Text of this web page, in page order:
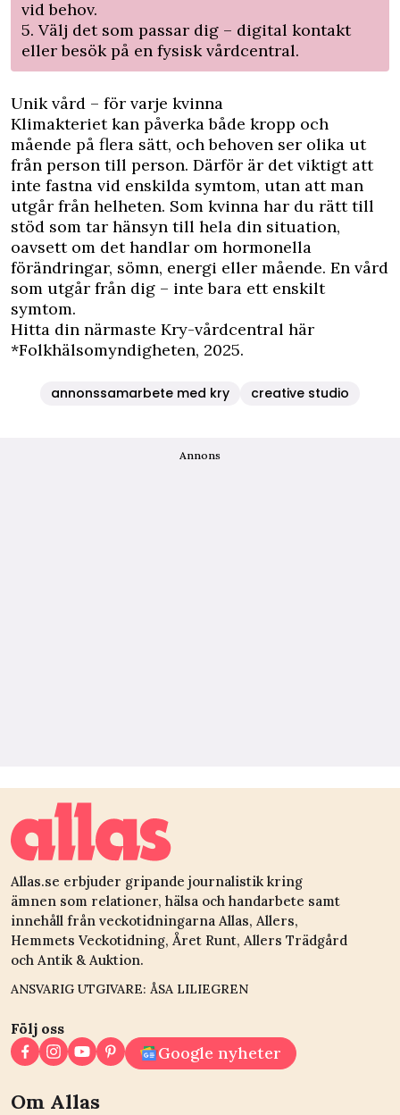
vid behov.
5. Välj det som passar dig – digital kontakt
eller besök på en fysisk vårdcentral.
Unik vård – för varje kvinna
Klimakteriet kan påverka både kropp och
mående på flera sätt, och behoven ser olika ut
från person till person. Därför är det viktigt att
inte fastna vid enskilda symtom, utan att man
utgår från helheten. Som kvinna har du rätt till
stöd som tar hänsyn till hela din situation,
oavsett om det handlar om hormonella
förändringar, sömn, energi eller mående. En vård
som utgår från dig – inte bara ett enskilt
symtom.
Hitta din närmaste Kry-vårdcentral här
*Folkhälsomyndigheten, 2025.
annonssamarbete med kry creative studio
Annons
Allas.se erbjuder gripande journalistik kring
ämnen som relationer, hälsa och handarbete samt
innehåll från veckotidningarna Allas, Allers,
Hemmets Veckotidning, Året Runt, Allers Trädgård
och Antik & Auktion.
ANSVARIG UTGIVARE: ÅSA LILIEGREN
Följ oss
Google nyheter
Om Allas